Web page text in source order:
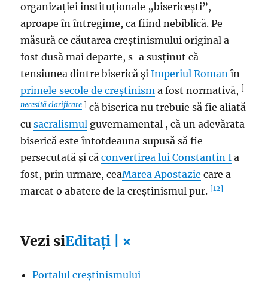
organizației instituționale „bisericești”,
aproape în întregime, ca fiind nebiblică. Pe
măsură ce căutarea creștinismului original a
fost dusă mai departe, s-a susținut că
tensiunea dintre biserică șiImperiul Roman în
primele secole de creștinism a fost normativă, [
necesită clarificare ] că biserica nu trebuie să fie aliată
cusacralismul guvernamental , că un adevărata
biserică este întotdeauna supusă să fie
persecutată și căconvertirea lui Constantin I a
fost, prin urmare, ceaMarea Apostazie care a
marcat o abatere de la creștinismul pur.[12]
Vezi siEditați | ×
Portalul creștinismului